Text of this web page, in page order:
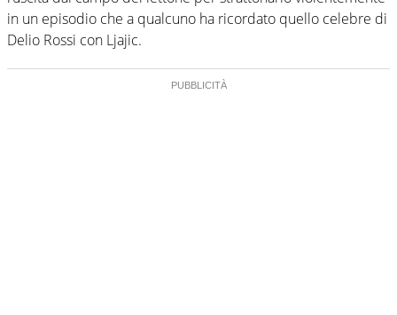
in un episodio che a qualcuno ha ricordato quello celebre di
Delio Rossi con Ljajic.